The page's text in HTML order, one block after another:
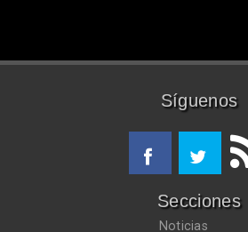
Síguenos
Secciones
Noticias